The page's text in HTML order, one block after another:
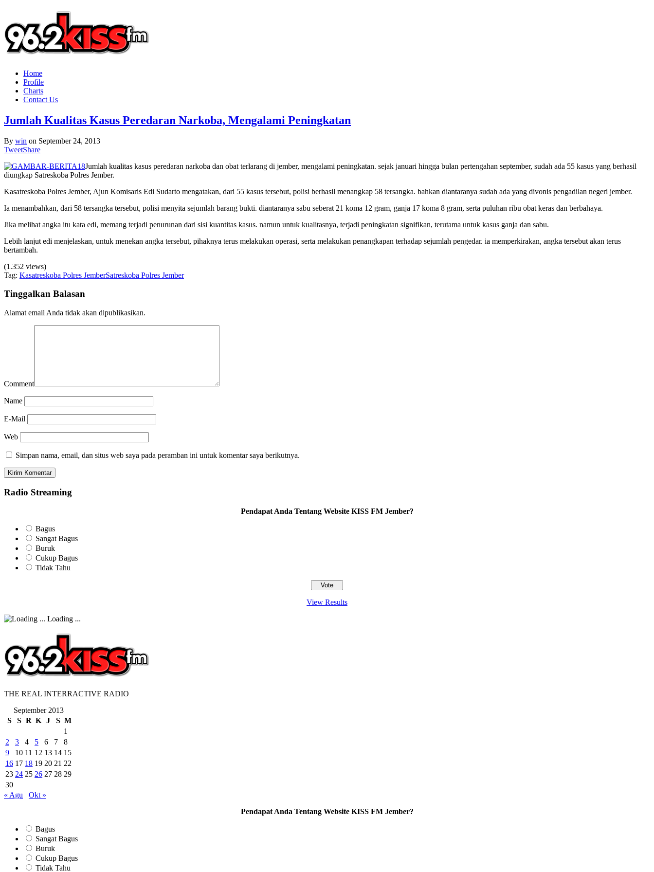
Home
Profile
Charts
Contact Us
Jumlah Kualitas Kasus Peredaran Narkoba, Mengalami Peningkatan
By win on September 24, 2013
TweetShare
Jumlah kualitas kasus peredaran narkoba dan obat terlarang di jember, mengalami peningkatan. sejak januari hingga bulan pertengahan september, sudah ada 55 kasus yang berhasil
diungkap Satreskoba Polres Jember.
Kasatreskoba Polres Jember, Ajun Komisaris Edi Sudarto mengatakan, dari 55 kasus tersebut, polisi berhasil menangkap 58 tersangka. bahkan diantaranya sudah ada yang divonis pengadilan negeri jember.
Ia menambahkan, dari 58 tersangka tersebut, polisi menyita sejumlah barang bukti. diantaranya sabu seberat 21 koma 12 gram, ganja 17 koma 8 gram, serta puluhan ribu obat keras dan berbahaya.
Jika melihat angka itu kata edi, memang terjadi penurunan dari sisi kuantitas kasus. namun untuk kualitasnya, terjadi peningkatan signifikan, terutama untuk kasus ganja dan sabu.
Lebih lanjut edi menjelaskan, untuk menekan angka tersebut, pihaknya terus melakukan operasi, serta melakukan penangkapan terhadap sejumlah pengedar. ia memperkirakan, angka tersebut akan terus
bertambah.
(1.352 views)
Tag: Kasatreskoba Polres JemberSatreskoba Polres Jember
Tinggalkan Balasan
Alamat email Anda tidak akan dipublikasikan.
Comment
Name
E-Mail
Web
Simpan nama, email, dan situs web saya pada peramban ini untuk komentar saya berikutnya.
Radio Streaming
Pendapat Anda Tentang Website KISS FM Jember?
Bagus
Sangat Bagus
Buruk
Cukup Bagus
Tidak Tahu
View Results
Loading ...
THE REAL INTERRACTIVE RADIO
September 2013
S
S R K J S M
1
2
3 4 5 6 7
8
9
10 11 12 13 14 15
16 17 18 19 20 21 22
23 24 25 26 27 28 29
30
« Agu
Okt »
Pendapat Anda Tentang Website KISS FM Jember?
Bagus
Sangat Bagus
Buruk
Cukup Bagus
Tidak Tahu